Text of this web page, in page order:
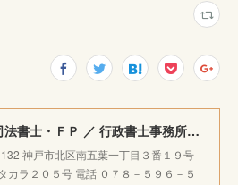
みやけ司法書士・ＦＰ ／ 行政書士事務所 ｜神戸市北区で相続・成年後見・生前整理のご相談をお受けしています。
神戸市北区南五葉一丁目３番１９号
カラ２０５号 電話 ０７８－５９６－５